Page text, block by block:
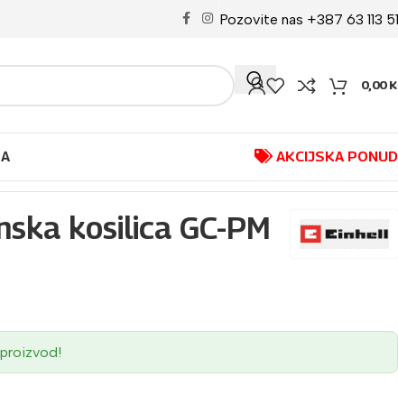
Pozovite nas +387 63 113
0,00
AKCIJSKA
kosilica GC-PM